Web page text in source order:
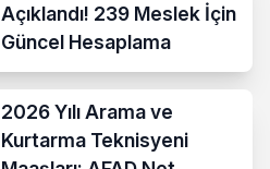
Açıklandı! 239 Meslek İçin
Güncel Hesaplama
2026 Yılı Arama ve
Kurtarma Teknisyeni